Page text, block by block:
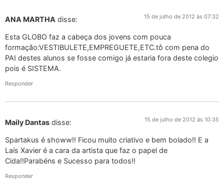
ANA MARTHA disse: 15 de julho de 2012 às 07:32
Esta GLOBO faz a cabeça dos jovens com pouca
formação:VESTIBULETE,EMPREGUETE,ETC.tô com pena do
PAI destes alunos se fosse comigo já estaria fora deste colegio
pois é SISTEMA.
Responder
Maily Dantas disse: 15 de julho de 2012 às 10:35
Spartakus é showw!! Ficou muito criativo e bem bolado!! E a
Laís Xavier é a cara da artista que faz o papel de
Cida!!Parabéns e Sucesso para todos!!
Responder